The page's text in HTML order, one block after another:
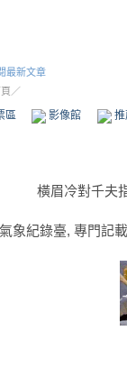
最新文章
／
區 影像館
橫眉冷對千夫
氣象紀錄臺, 專門記